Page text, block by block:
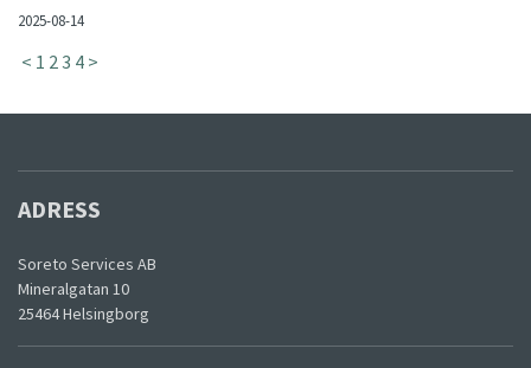
2025-08-14
< 1 23 4 >
ADRESS
Soreto Services AB
Mineralgatan 10
25464 Helsingborg